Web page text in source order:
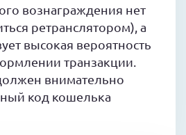
вознаграждения нет
ретранслятором), а
высокая вероятность
транзакции.
внимательно
код кошелька